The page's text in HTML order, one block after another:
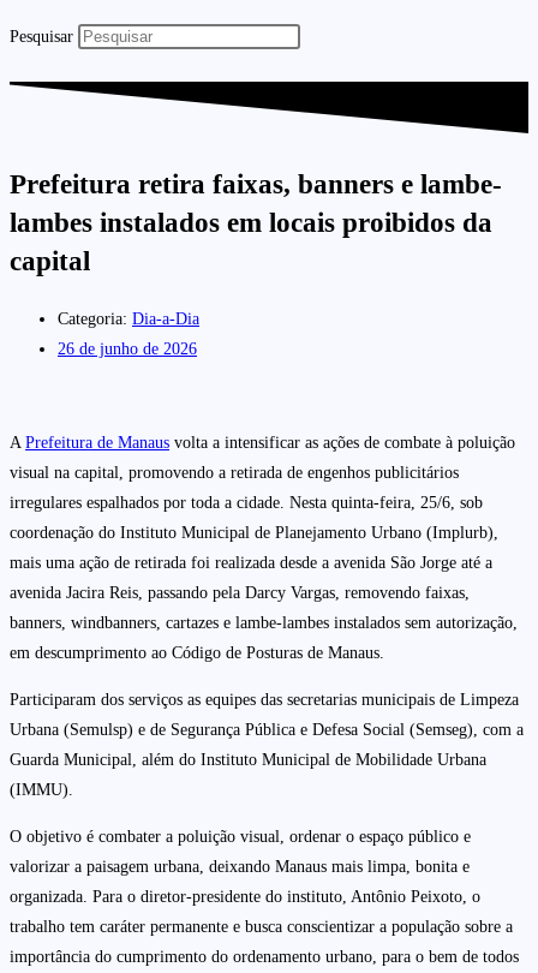
Pesquisar
Prefeitura retira faixas, banners e lambe-
lambes instalados em locais proibidos da
capital
Categoria: Dia-a-Dia
26 de junho de 2026
A Prefeitura de Manaus volta a intensificar as ações de combate à poluição
visual na capital, promovendo a retirada de engenhos publicitários
irregulares espalhados por toda a cidade. Nesta quinta-feira, 25/6, sob
coordenação do Instituto Municipal de Planejamento Urbano (Implurb),
mais uma ação de retirada foi realizada desde a avenida São Jorge até a
avenida Jacira Reis, passando pela Darcy Vargas, removendo faixas,
banners, windbanners, cartazes e lambe-lambes instalados sem autorização,
em descumprimento ao Código de Posturas de Manaus.
Participaram dos serviços as equipes das secretarias municipais de Limpeza
Urbana (Semulsp) e de Segurança Pública e Defesa Social (Semseg), com a
Guarda Municipal, além do Instituto Municipal de Mobilidade Urbana
(IMMU).
O objetivo é combater a poluição visual, ordenar o espaço público e
valorizar a paisagem urbana, deixando Manaus mais limpa, bonita e
organizada. Para o diretor-presidente do instituto, Antônio Peixoto, o
trabalho tem caráter permanente e busca conscientizar a população sobre a
importância do cumprimento do ordenamento urbano, para o bem de todos